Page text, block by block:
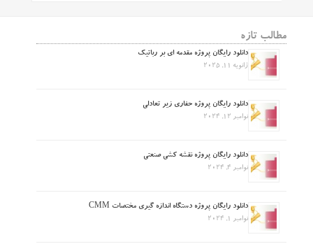
مطالب تازه
دانلود رایگان پروژه مقدمه ای بر رباتیک
ژانویه 11, 2025
دانلود رایگان پروژه حفاری زیر تعادلی
نوامبر 12, 2024
دانلود رایگان پروژه نقشه کشی صنعتی
نوامبر 4, 2024
دانلود رایگان پروژه دستگاه اندازه گیری مختصات CMM
نوامبر 1, 2024